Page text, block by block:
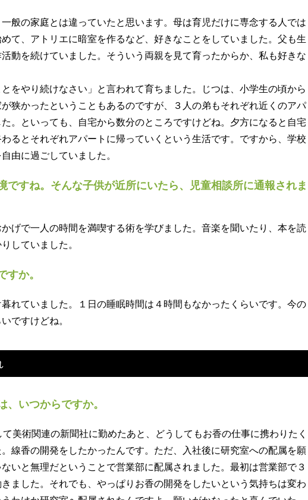
般の家庭とは違っていたと思います。母は育児だけに専念する人では
て、アトリエに暗室を作るなど、好きなことをしていました。父も生
動を続けていました。そういう両親を見て育ったからか、私も好きな
をやり続けなさい」と言われて育ちました。じつは、小学生の頃から
狭かったということもあるのですが、３人の弟もそれぞれ近くのアパ
。といっても、自宅から数分のところですけどね。夕方になると自宅
るとそれぞれアパートに帰っていくという生活です。ですから、学校
由に過ごしていました。
ですね。そんな子供が近所にいたら、児童相談所に通報されま
げで一人の時間を満喫する術を学びました。音楽を聞いたり、本を読
していました。
すか。
れていました。１日の睡眠時間は４時間もなかったくらいです。今の
ですけどね。
、いつからですか。
美術関連の新聞社に勤めたあと、どうしてもお香の仕事に携わりたく
線香の開発をしたかったんです。ただ、入社後に研究室への配属を願
いと無理だということで営業部に配属されました。最初は営業部で３
ました。それでも、やっぱりお香の開発をしたいという気持ちは変わ